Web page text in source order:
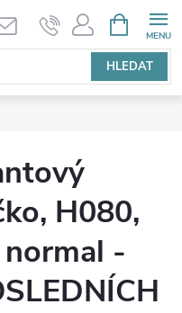
HLEDAT
NÁKUPNÍ
KOŠÍK
H080,
-